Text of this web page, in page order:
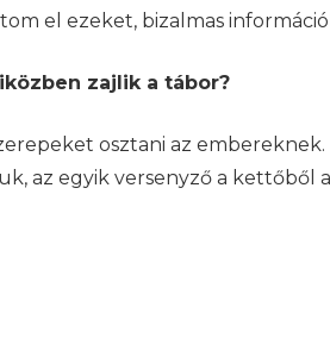
el ezeket, bizalmas
zajlik a tábor?
osztani az
az egyik versenyző a kettőből